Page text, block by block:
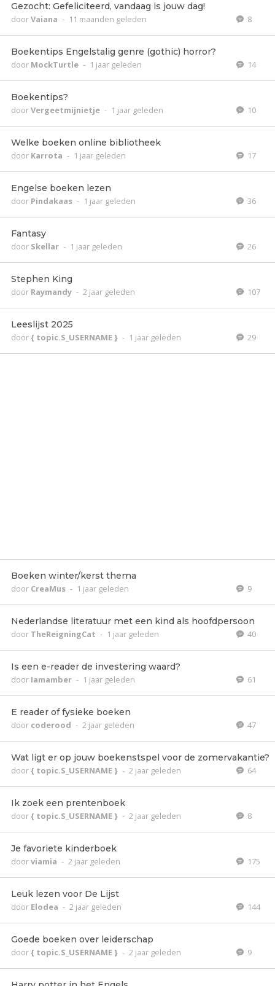
Gezocht: Gefeliciteerd, vandaag is jouw dag!
doorVaiana - 11 maanden geleden 8
Boekentips Engelstalig genre (gothic) horror?
door MockTurtle - 1 jaar geleden 14
Boekentips?
doorVergeetmijnietje - 1 jaar geleden 10
Welke boeken online bibliotheek
door Karrota - 1 jaar geleden 17
Engelse boeken lezen
door Pindakaas - 1 jaar geleden 36
Fantasy
door Skellar - 1 jaar geleden 26
Stephen King
door Raymandy - 2 jaar geleden 107
Leeslijst 2025
door{ topic.S_USERNAME } - 1 jaar geleden 29
Boeken winter/kerst thema
door CreaMus - 1 jaar geleden 9
Nederlandse literatuur met een kind als hoofdpersoon
door TheReigningCat - 1 jaar geleden 40
Is een e-reader de investering waard?
door Iamamber - 1 jaar geleden 61
E reader of fysieke boeken
door coderood - 2 jaar geleden 47
Wat ligt er op jouw boekenstspel voor de zomervakantie?
door{ topic.S_USERNAME } - 2 jaar geleden 64
Ik zoek een prentenboek
door{ topic.S_USERNAME } - 2 jaar geleden 8
Je favoriete kinderboek
doorviamia - 2 jaar geleden 175
Leuk lezen voor De Lijst
door Elodea - 2 jaar geleden 144
Goede boeken over leiderschap
door{ topic.S_USERNAME } - 2 jaar geleden 9